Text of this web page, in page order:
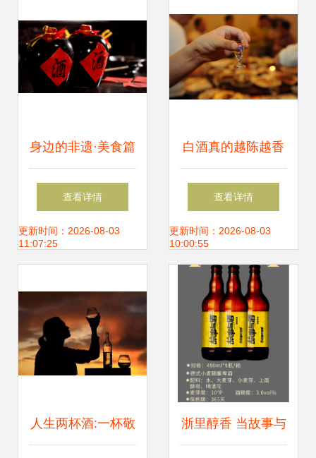
品小酒版
身边的非遗·美食篇
| 房县黄酒“醉”人心
查看详情
更新时间：2026-08-03
11:07:25
白酒真的越陈越香
吗？保质期与最佳
品饮期的科学解读
查看详情
更新时间：2026-08-03
10:00:55
人生两杯酒:一杯敬 浙里醇香 当故事与